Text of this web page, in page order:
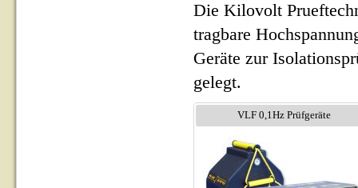
Die Kilovolt
tragbare
Geräte zur
gelegt.
VLF 0,1Hz Prüfgeräte